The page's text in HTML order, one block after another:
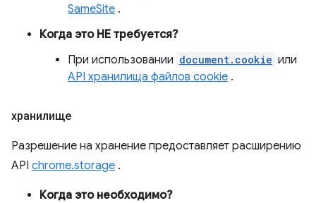
SameSite .
Когда это НЕ требуется?
При использовании document.cookie или
API хранилища файлов cookie .
хранилище
Разрешение на хранение предоставляет расширению
API chrome.storage .
Когда это необходимо?